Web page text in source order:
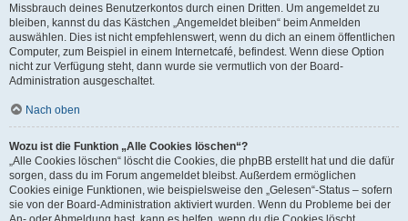
Missbrauch deines Benutzerkontos durch einen Dritten. Um angemeldet zu
bleiben, kannst du das Kästchen „Angemeldet bleiben“ beim Anmelden
auswählen. Dies ist nicht empfehlenswert, wenn du dich an einem öffentlichen
Computer, zum Beispiel in einem Internetcafé, befindest. Wenn diese Option
nicht zur Verfügung steht, dann wurde sie vermutlich von der Board-
Administration ausgeschaltet.
Nach oben
Wozu ist die Funktion „Alle Cookies löschen“?
„Alle Cookies löschen“ löscht die Cookies, die phpBB erstellt hat und die dafür
sorgen, dass du im Forum angemeldet bleibst. Außerdem ermöglichen
Cookies einige Funktionen, wie beispielsweise den „Gelesen“-Status – sofern
sie von der Board-Administration aktiviert wurden. Wenn du Probleme bei der